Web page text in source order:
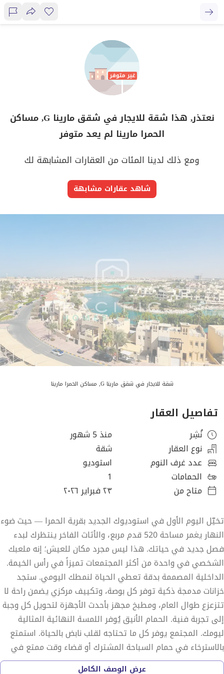
نعتذر, هذا شقة للايجار في شقق مارينا G, مساكن
الحمرا مارينا لم يعد متوفر
ومع ذلك لدينا المئات من العقارات المشابهة لك
شاهد عقارات مشابهة
شقة للايجار في شقق مارينا G, مساكن الحمرا مارينا
تفاصيل العقار
نُشِر
منذ 5 شهور
نوع العقار
شقة
عدد غرف النوم
استوديو
الحمامات
1
متاح من
٢٣ فبراير ٢٠٢٦
تخيّل اليوم الأول في استوديوك الجديد بقرية الحمرا — حيث ضوء
النهار يغمر مساحة 520 قدم مربع، والأثاث الفاخر ينتظرك لبدء
فصل جديد في حياتك. هذا ليس مجرد مكان للعيش؛ إنه ملعبك
الشخصي في واحدة من أكثر المجتمعات تميزاً في رأس الخيمة.
الداخلية المصممة بدقة تعطي الحياة لنمطك اليومي. ستجد
خزانات مدمجة ذكية توفر كل بوصة، وتكييف مركزي يضمن راحة لا
تتزعزع طوال العام، ومطبخ مجهز بأحدث الأجهزة لتحويل كل وجبة
إلى تجربة فنية. الحمام الأنيق يُوفر اللمسة النهائية المثالية
ليومك. المجتمع يوفر كل ما تحتاجه لقلب نابض بالحياة. استمتع
بالاسترخاء في حمام السباحة المشترك أو قضاء وقت ممتع في
منطقة لعب الأطفال حيث تكتشف الأطفال الرغبة في
عرض الوصف الكامل